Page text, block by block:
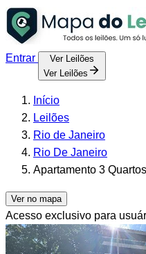
Entrar
Ver Leilões
Ver Leilões
Início
Leilões
Rio de Janeiro
Rio De Janeiro
Apartamento 3
Ver no mapa
Acesso exclusivo para